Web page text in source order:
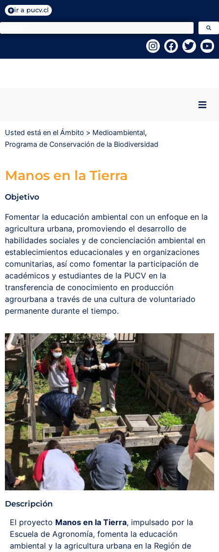
ir a pucv.cl
Programas VcM
Redes y Alianzas
Fondo Concursable
Recursos
Contáctanos
Usted está en el Ámbito > Medioambiental,
Programa de Conservación de la Biodiversidad
Manos en la Tierra
Objetivo
Fomentar la educación ambiental con un enfoque en la
agricultura urbana, promoviendo el desarrollo de
habilidades sociales y de concienciación ambiental en
establecimientos educacionales y en organizaciones
comunitarias, así como fomentar la participación de
académicos y estudiantes de la PUCV en la
transferencia de conocimiento en producción
agrourbana a través de una cultura de voluntariado
permanente durante el tiempo.
Descripción
El proyecto Manos en la Tierra, impulsado por la
Escuela de Agronomía, fomenta la educación
ambiental y la agricultura urbana en la Región de